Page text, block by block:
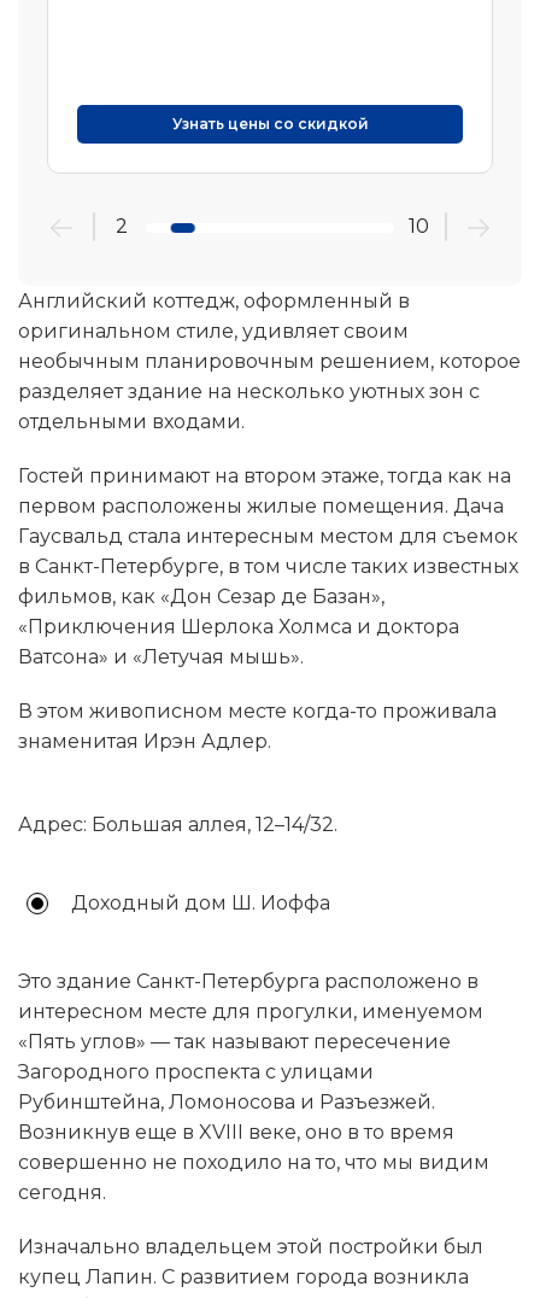
Узнать цены со скидкой
2 10
Английский коттедж, оформленный в
оригинальном стиле, удивляет своим
необычным планировочным решением, которое
разделяет здание на несколько уютных зон с
отдельными входами.
Гостей принимают на втором этаже, тогда как на
первом расположены жилые помещения. Дача
Гаусвальд стала интересным местом для съемок
в Санкт-Петербурге, в том числе таких известных
фильмов, как «Дон Сезар де Базан»,
«Приключения Шерлока Холмса и доктора
Ватсона» и «Летучая мышь».
В этом живописном месте когда-то проживала
знаменитая Ирэн Адлер.
Адрес: Большая аллея, 12–14/32.
Доходный дом Ш. Иоффа
Это здание Санкт-Петербурга расположено в
интересном месте для прогулки, именуемом
«Пять углов» — так называют пересечение
Загородного проспекта с улицами
Рубинштейна, Ломоносова и Разъезжей.
Возникнув еще в XVIII веке, оно в то время
совершенно не походило на то, что мы видим
сегодня.
Изначально владельцем этой постройки был
купец Лапин. С развитием города возникла